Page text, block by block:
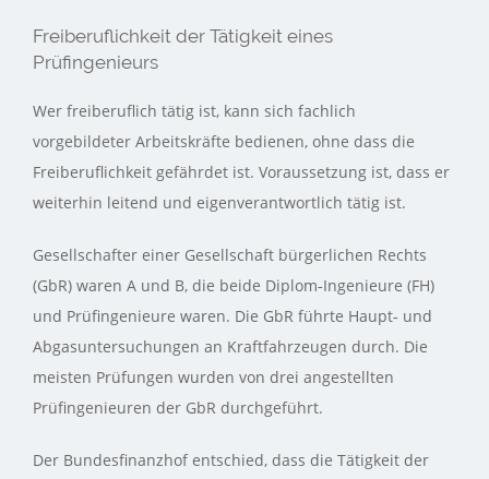
Freiberuflichkeit der Tätigkeit eines
Prüfingenieurs
Wer freiberuflich tätig ist, kann sich fachlich
vorgebildeter Arbeitskräfte bedienen, ohne dass die
Freiberuflichkeit gefährdet ist. Voraussetzung ist, dass er
weiterhin leitend und eigenverantwortlich tätig ist.
Gesellschafter einer Gesellschaft bürgerlichen Rechts
(GbR) waren A und B, die beide Diplom‑Ingenieure (FH)
und Prüfingenieure waren. Die GbR führte Haupt‑ und
Abgasuntersuchungen an Kraftfahrzeugen durch. Die
meisten Prüfungen wurden von drei angestellten
Prüfingenieuren der GbR durchgeführt.
Der Bundesfinanzhof entschied, dass die Tätigkeit der